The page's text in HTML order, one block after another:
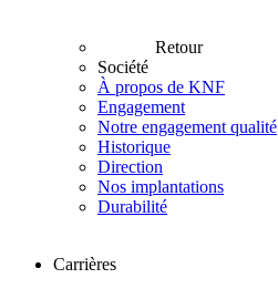
Retour
Société
À propos de KNF
Engagement
Notre engagement qualité
Historique
Direction
Nos implantations
Durabilité
Carrières